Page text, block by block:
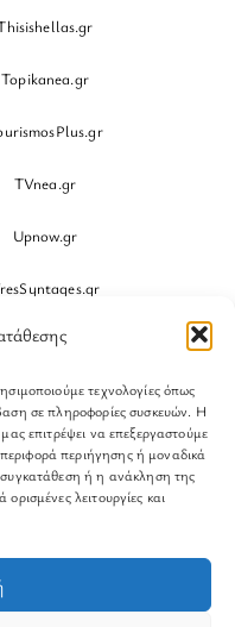
τεχνολογίες όπως
σε πληροφορίες συσκευών. Η
επιτρέψει να επεξεργαστούμε
περιήγησης ή μοναδικά
ή η ανάκληση της
λειτουργίες και
Topikanea.gr
TVnea.gr
Upnow.gr
Xristianika.gr
ZoumeSpiti.gr
Μ.Ι.Κ.Ε.) | Α.Φ.Μ.
Αττικής | Γ.Ε.ΜΗ